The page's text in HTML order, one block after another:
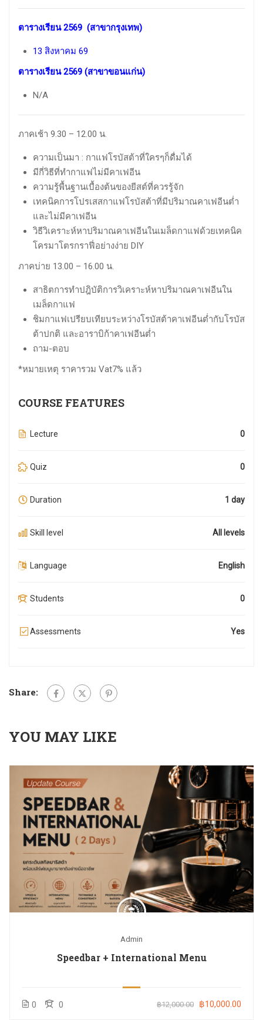
ตารางเรียน 2569 (สาขากรุงเทพ)
13 สิงหาคม 69
ตารางเรียน 2569 (สาขาขอนแก่น)
N/A
ภาคเช้า 9.30 – 12.00 น.
ความเป็นมา : กาแฟโรบัสต้าที่ใครๆก็ดื่มได้
มีกี่วิธีที่ทำกาแฟไม่มีคาเฟอีน
ความรู้พื้นฐานเบื้องต้นของยีสต์ที่ควรรู้จัก
เทคนิคการโปรเสสกาแฟโรบัสต้าที่มีปริมาณคาเฟอีนต่ำ
และไม่มีคาเฟอีน
วิธีวิเคราะห์หาปริมาณคาเฟอีนในเมล็ดกาแฟด้วยเทคนิค
โครมาโตรกราฟี่อย่างง่าย DIY
ภาคบ่าย 13.00 – 16.00 น.
สาธิตการทำปฎิบัติการวิเคราะห์หาปริมาณคาเฟอีนใน
เมล็ดกาแฟ
ชิมกาแฟเปรียบเทียบระหว่างโรบัสต้าคาเฟอีนต่ำกับโรบัส
ต้าปกติ และอาราบิก้าคาเฟอีนต่ำ
ถาม-ตอบ
*หมายเหตุ ราคารวม Vat7% แล้ว
COURSE FEATURES
Lecture 0
Quiz 0
Duration 1 day
Skill level All levels
Language English
Students 0
Assessments Yes
Share:
YOU MAY LIKE
Admin
Speedbar + International Menu
0 0 ฿12,000.00 ฿10,000.00